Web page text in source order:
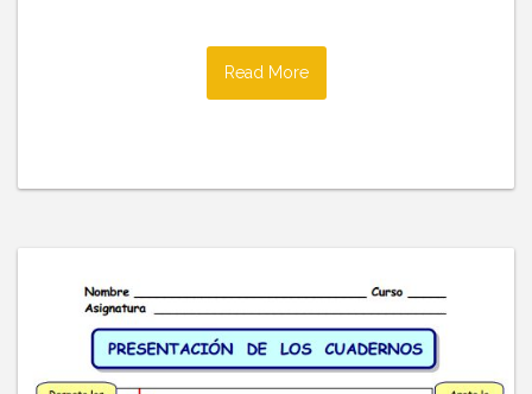
Read More